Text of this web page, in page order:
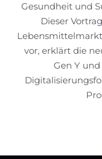
Gesundheit und
Dieser
vor, erklärt die
Gen Y